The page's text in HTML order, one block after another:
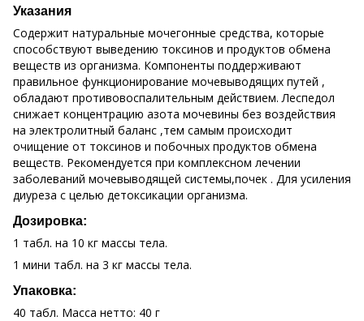
Указания
Содержит натуральные мочегонные средства, которые
способствуют выведению токсинов и продуктов обмена
веществ из организма. Компоненты поддерживают
правильное функционирование мочевыводящих путей ,
обладают противовоспалительным действием. Леспедол
снижает концентрацию азота мочевины без воздействия
на электролитный баланс ,тем самым происходит
очищение от токсинов и побочных продуктов обмена
веществ. Рекомендуется при комплексном лечении
заболеваний мочевыводящей системы,почек . Для усиления
диуреза с целью детоксикации организма.
Дозировка:
1 табл. на 10 кг массы тела.
1 мини табл. на 3 кг массы тела.
Упаковка:
40 табл. Масса нетто: 40 г